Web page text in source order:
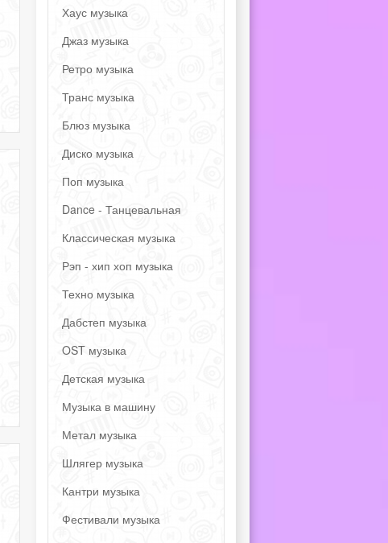
Хаус музыка
Джаз музыка
Ретро музыка
Транс музыка
Блюз музыка
Диско музыка
Поп музыка
Dance - Танцевальная
Классическая музыка
Рэп - хип хоп музыка
Техно музыка
Дабстеп музыка
OST музыка
Детская музыка
Музыка в машину
Метал музыка
Шлягер музыка
Кантри музыка
Фестивали музыка